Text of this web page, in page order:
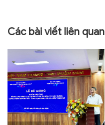
Các bài viết liên quan